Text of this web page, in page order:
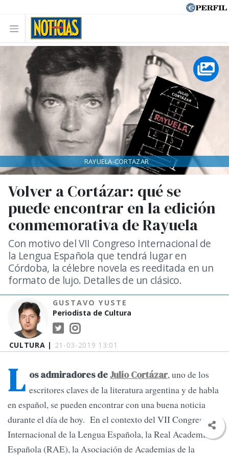
CULTURA | 21-03-2019 13:01
Volver a Cortázar: qué se
puede encontrar en la edición
conmemorativa de Rayuela
Con motivo del VII Congreso Internacional de
la Lengua Española que tendrá lugar en
Córdoba, la célebre novela es reeditada en un
formato de lujo. Detalles de un clásico.
GUSTAVO YUSTE
Periodista de Cultura
RAYUELA-CORTAZAR
L os admiradores deJulio Cortázar, uno de los
escritores claves de la literatura argentina y de habla
en español, se pueden encontrar con una buena noticia
durante el día de hoy. En el contexto del VII Congreso
Internacional de la Lengua Española, la Real Academia
Española (RAE), la Asociación de Academias de la